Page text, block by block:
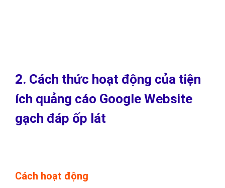
2. Cách thức hoạt động của tiện
ích quảng cáo Google Website
gạch đáp ốp lát
Cách hoạt động